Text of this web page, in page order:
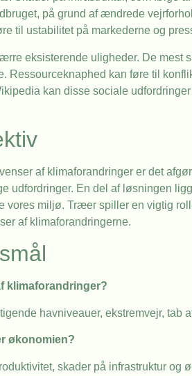
på grund af ændrede
til ustabilitet på markederne og
eksisterende uligheder. De
Ressourceknaphed kan føre til
kan disse sociale
af klimaforandringer er det
udfordringer. En del af løsningen
vores miljø. Træer spiller en vigtig
af klimaforandringerne.
klimaforandringer?
havniveauer, ekstremvejr, tab
økonomien?
skader på infrastruktur